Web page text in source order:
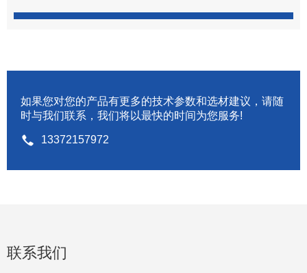
如果您对您的产品有更多的技术参数和选材建议，请随
时与我们联系，我们将以最快的时间为您服务!
13372157972
联系我们